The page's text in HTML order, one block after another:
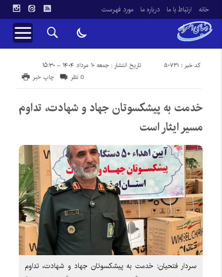
خانه ارتباط با ما درباره ما مورد فهرست
تاریخ انتشار : جمعه ۱۰ مرداد ۱۴۰۴ - ۱۵:۳۰ کد خبر : 50731
چاپ خبر 0 نظر
خدمت به پیشکسوتان جهاد و شهادت، تداوم
مسیر ایثار است
سردار فتحیان: خدمت به پیشکسوتان جهاد و شهادت، تداوم